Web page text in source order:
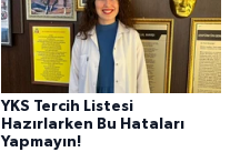
YKS Tercih Listesi
Hazırlarken Bu Hataları
Yapmayın!